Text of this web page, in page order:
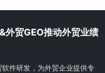
外贸GEO推动外贸业绩
件研发，为外贸企业提供专